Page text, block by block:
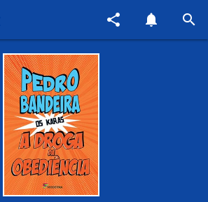
share notifications search